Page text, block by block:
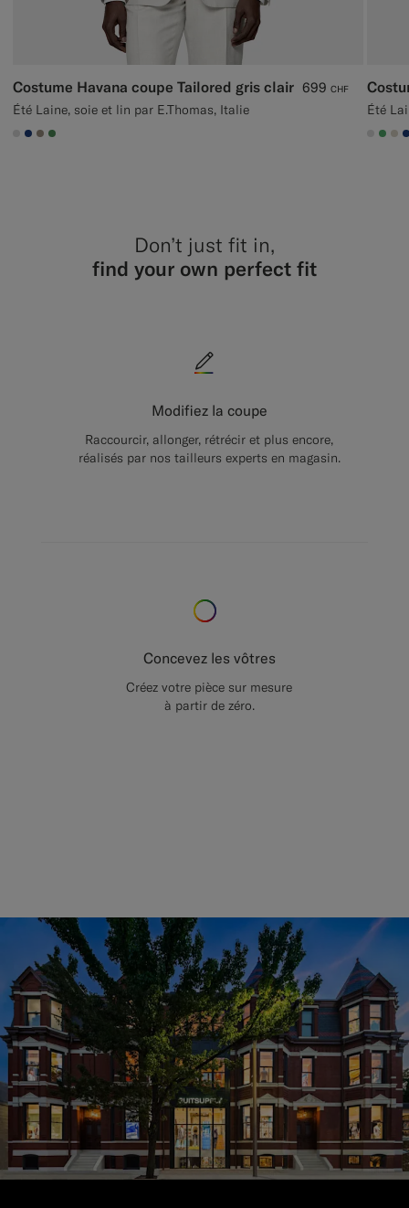
Costume Havana coupe Tailored gris clair
Été Laine, soie et lin par E.Thomas, Italie
699 CHF
#D9DADA
#1C3D7A
#9B8F81
#4D8C57
Été
Don’t just fit in,
find your own perfect fit
Modifiez la coupe
Raccourcir, allonger, rétrécir et plus encore,
réalisés par nos tailleurs experts en magasin.
Concevez les vôtres
Créez votre pièce sur mesure
à partir de zéro.